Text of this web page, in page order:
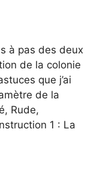
à pas des deux
de la colonie
que j’ai
de la
Rude,
1 : La